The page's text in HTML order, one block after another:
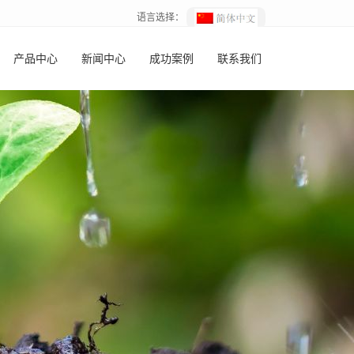
语言选择：
产品中心 新闻中心 成功案例 联系我们